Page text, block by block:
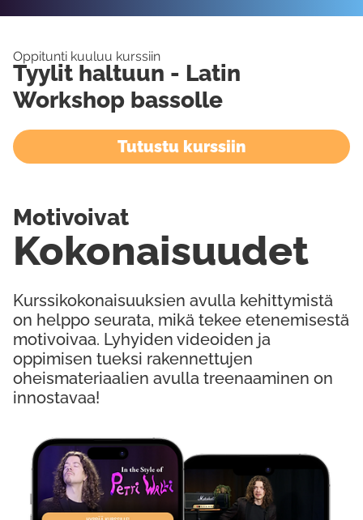
Oppitunti kuuluu kurssiin
Tyylit haltuun - Latin
Workshop bassolle
Tutustu kurssiin
Kurssikokonaisuuksien avulla kehittymistä
on helppo seurata, mikä tekee etenemisestä
motivoivaa. Lyhyiden videoiden ja
oppimisen tueksi rakennettujen
oheismateriaalien avulla treenaaminen on
innostavaa!
Kokonaisuudet
Motivoivat